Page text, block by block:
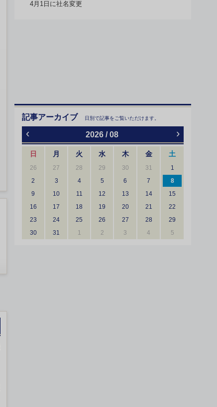
4月1日に社名変更
記事アーカイブ 日別で記事をご覧いただけます。
‹ 2026 / 08 ›
日 月 火 水 木 金 土
26 27 28 29 30 31
1
2
3 4 5 6 7
8
9
10 11 12 13 14
15
16
17 18 19 20 21
22
23
24 25 26 27 28
29
30
31 1 2 3 4 5